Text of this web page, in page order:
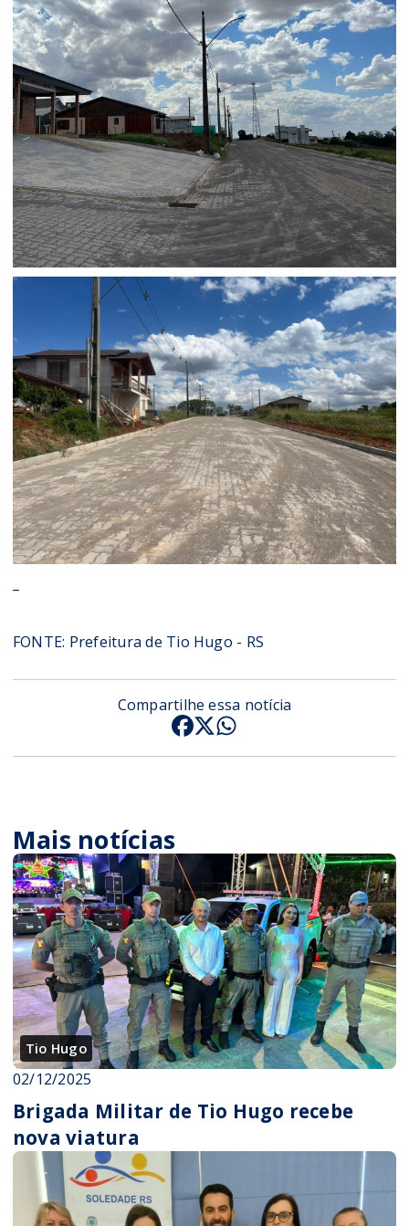
FONTE: Prefeitura de Tio Hugo - RS
Compartilhe essa notícia
Mais notícias
Tio Hugo
02/12/2025
Brigada Militar de Tio Hugo recebe
nova viatura